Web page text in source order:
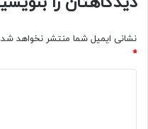
نشانی ایمیل شما منتشر نخواهد شد.
*